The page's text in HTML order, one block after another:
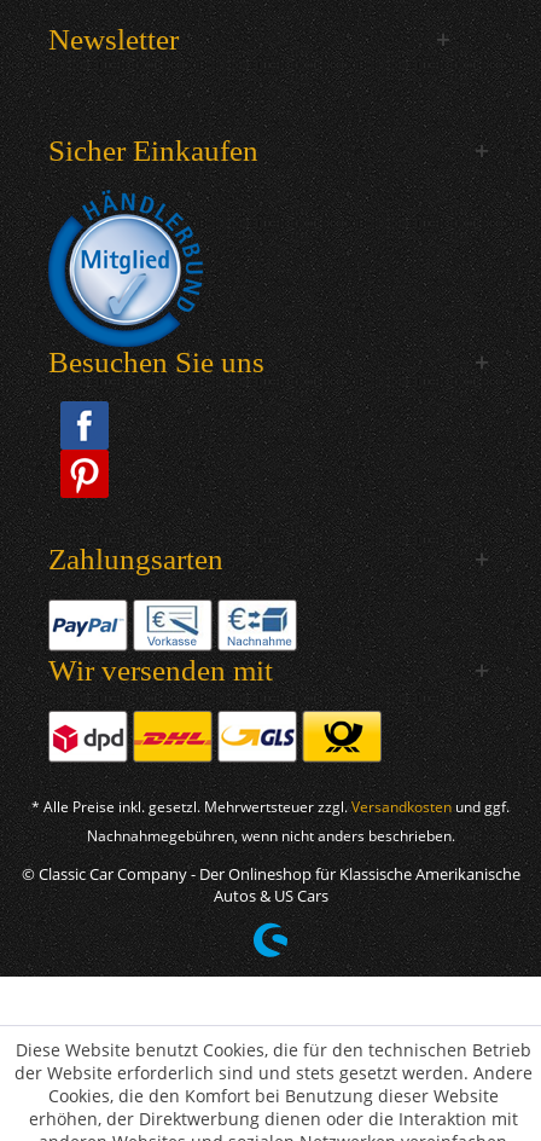
Newsletter
Sicher Einkaufen
Besuchen Sie uns
Zahlungsarten
Wir versenden mit
* Alle Preise inkl. gesetzl. Mehrwertsteuer zzgl.Versandkosten und ggf.
Nachnahmegebühren, wenn nicht anders beschrieben.
© Classic Car Company - Der Onlineshop für Klassische Amerikanische
Autos & US Cars
Diese Website benutzt Cookies, die für den technischen Betrieb
der Website erforderlich sind und stets gesetzt werden. Andere
Cookies, die den Komfort bei Benutzung dieser Website
erhöhen, der Direktwerbung dienen oder die Interaktion mit